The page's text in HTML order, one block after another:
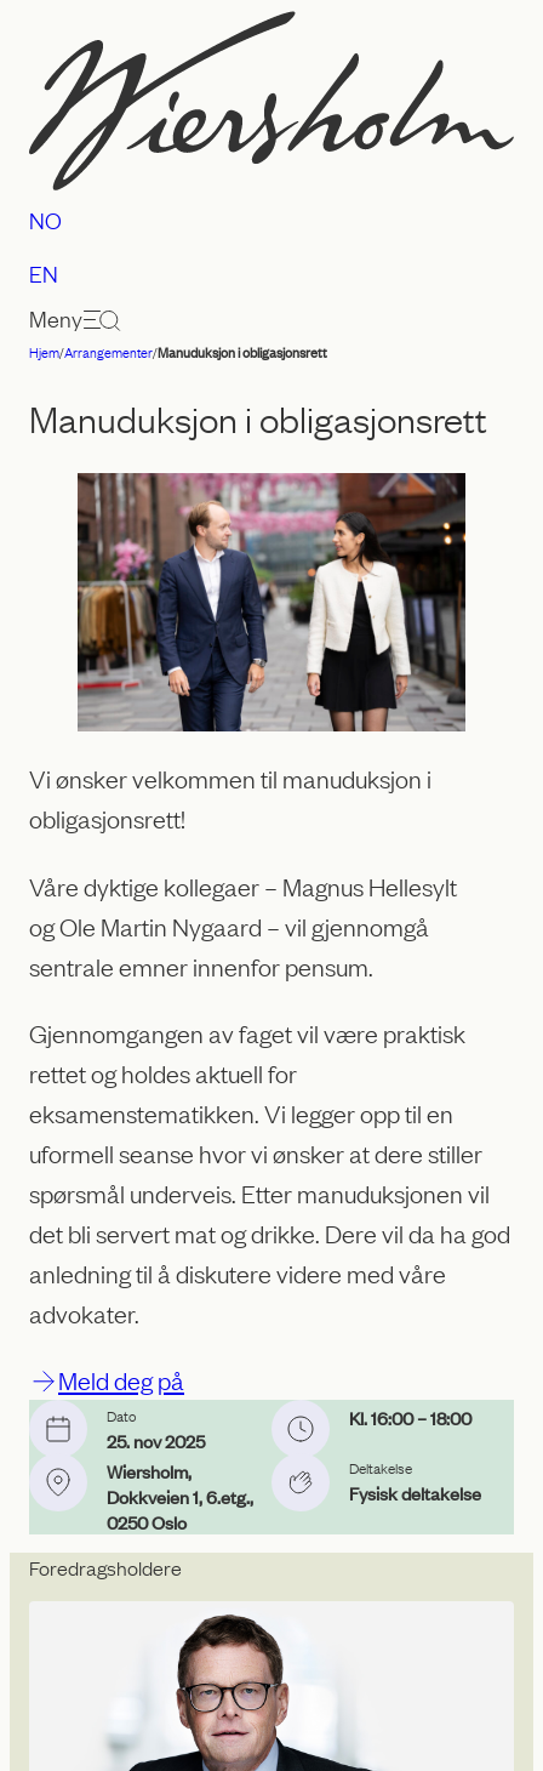
innhold
Advokatfirmaet
Wiersholm
NO
EN
Meny
Hjem/Arrangementer/Manuduksjon i obligasjonsrett
Manuduksjon i obligasjonsrett
Vi ønsker velkommen til manuduksjon i
obligasjonsrett!
Våre dyktige kollegaer – Magnus Hellesylt
og Ole Martin Nygaard – vil gjennomgå
sentrale emner innenfor pensum.
Gjennomgangen av faget vil være praktisk
rettet og holdes aktuell for
eksamenstematikken. Vi legger opp til en
uformell seanse hvor vi ønsker at dere stiller
spørsmål underveis. Etter manuduksjonen vil
det bli servert mat og drikke. Dere vil da ha god
anledning til å diskutere videre med våre
advokater.
Meld deg på
Dato
25. nov 2025
Kl. 16:00– 18:00
Wiersholm,
Dokkveien 1, 6.etg.,
0250 Oslo
Deltakelse
Fysisk deltakelse
Foredragsholdere